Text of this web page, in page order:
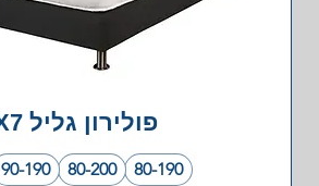
פולירון גליל X7
80-190
80-200
90-190